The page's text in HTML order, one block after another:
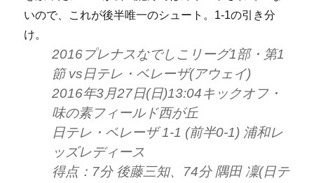
いので、これが後半唯一のシュート。1-1の引き分
け。
2016プレナスなでしこリーグ1部・第1
節 vs日テレ・ベレーザ(アウェイ)
2016年3月27日(日)13:04キックオフ・
味の素フィールド西が丘
日テレ・ベレーザ 1-1 (前半0-1) 浦和レ
ッズレディース
得点：7分 後藤三知、74分 隅田 凜(日テ